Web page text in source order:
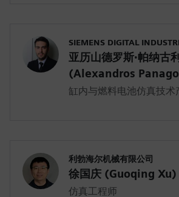
SIEMENS DIGITAL
亚历山德罗斯·帕纳古
(Alexandros
缸内与燃料电池仿真技术
利勃海尔机械有限公司
徐国庆 (Guoqing Xu)
仿真工程师